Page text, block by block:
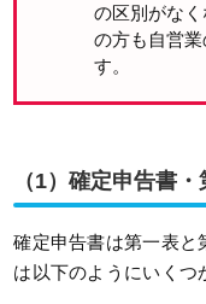
の区別がな
の方も自営
す。
（1）確定申告書
確定申告書は第一表と
は以下のようにいくつ